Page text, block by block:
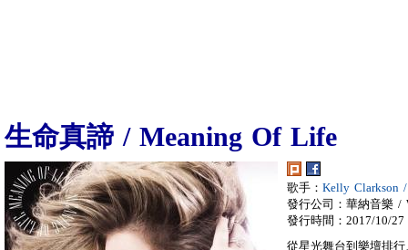
生命真諦 / Meaning Of Life
歌手： Kelly Clarkson
發行公司：華納音樂 /
發行時間：2017/10/27
從星光舞台到樂壇排